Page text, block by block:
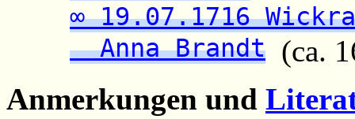
∞ 19.07.1716
Anna Brandt (ca.
Anmerkungen und